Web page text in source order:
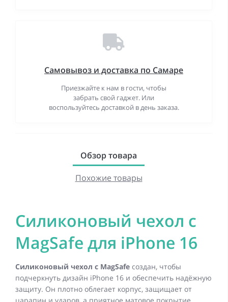
Самовывоз и доставка по Самаре
Приезжайте к нам в гости, чтобы
забрать свой гаджет. Или
воспользуйтесь доставкой в день заказа.
Обзор товара
Похожие товары
Силиконовый чехол с
MagSafe для iPhone 16
Силиконовый чехол с MagSafe создан, чтобы
подчеркнуть дизайн iPhone 16 и обеспечить надёжную
защиту. Он плотно облегает корпус, защищает от